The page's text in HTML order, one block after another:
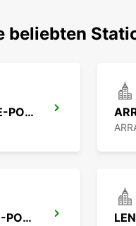
beliebten
ARRAS BAHNHOF - SERVICE-POINT
DOUAI BAHNHOF - SERVICE-POINT